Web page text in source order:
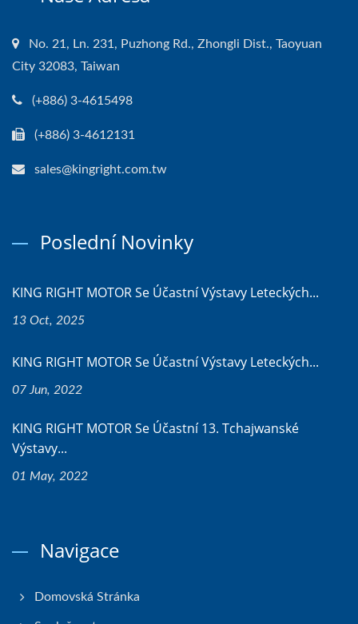
No. 21, Ln. 231, Puzhong Rd., Zhongli Dist., Taoyuan
City 32083, Taiwan
(+886) 3-4615498
(+886) 3-4612131
sales@kingright.com.tw
Poslední Novinky
KING RIGHT MOTOR Se Účastní Výstavy Leteckých...
13 Oct, 2025
KING RIGHT MOTOR Se Účastní Výstavy Leteckých...
07 Jun, 2022
KING RIGHT MOTOR Se Účastní 13. Tchajwanské
Výstavy...
01 May, 2022
Navigace
Domovská Stránka